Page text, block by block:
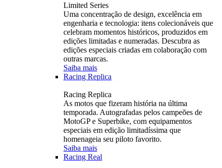
Limited Series
Uma concentração de design, excelência em
engenharia e tecnologia: itens colecionáveis ​​que
celebram momentos históricos, produzidos em
edições limitadas e numeradas. Descubra as
edições especiais criadas em colaboração com
outras marcas.
Saiba mais
Racing Replica
Racing Replica
As motos que fizeram história na última
temporada. Autografadas pelos campeões de
MotoGP e Superbike, com equipamentos
especiais em edição limitadíssima que
homenageia seu piloto favorito.
Saiba mais
Racing Real